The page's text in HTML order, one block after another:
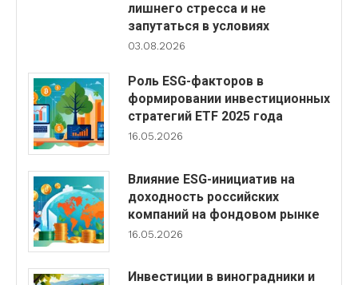
лишнего стресса и не
запутаться в условиях
03.08.2026
Роль ESG-факторов в
формировании инвестиционных
стратегий ETF 2025 года
16.05.2026
Влияние ESG-инициатив на
доходность российских
компаний на фондовом рынке
16.05.2026
Инвестиции в виноградники и